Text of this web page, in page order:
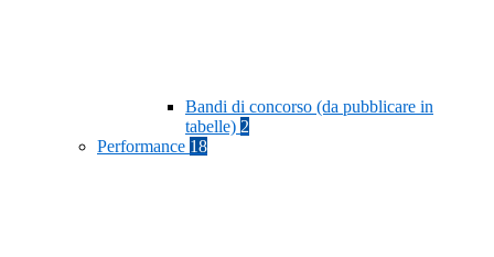
Bandi di concorso (da pubblicare in
tabelle) 2
Performance 18